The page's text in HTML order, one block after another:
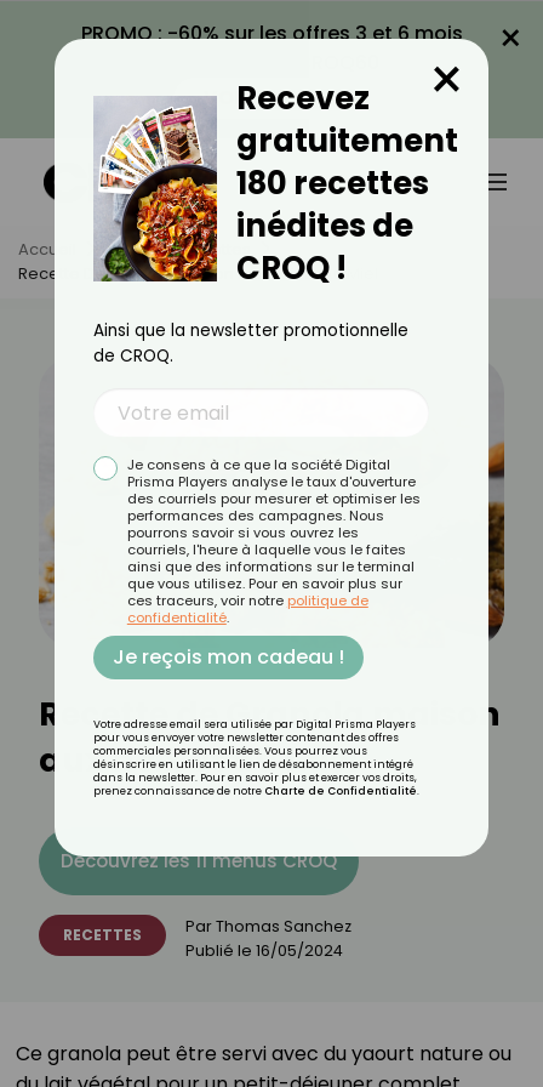
PROMO : -60% sur les offres 3 et 6 mois
VOIR LA PROMO
×
Accueil Actus
Recettes
Recette De Granola Maison Aux Noix Et Au Miel ⁣
Recette de Granola maison
aux noix et au miel ⁣
Découvrez les 11 menus CROQ
RECETTES ParThomas Sanchez
Publié le 16/05/2024
Ce granola peut être servi avec du yaourt nature ou
Recevez
gratuitement
180 recettes
inédites de
CROQ !
×
Ainsi que la newsletter promotionnelle
de CROQ.
Je consens à ce que la société Digital
Prisma Players analyse le taux d'ouverture
des courriels pour mesurer et optimiser les
performances des campagnes. Nous
pourrons savoir si vous ouvrez les
courriels, l'heure à laquelle vous le faites
ainsi que des informations sur le terminal
que vous utilisez. Pour en savoir plus sur
ces traceurs, voir notre politique de
confidentialité.
Je reçois mon cadeau !
Votre adresse email sera utilisée par Digital Prisma Players
pour vous envoyer votre newsletter contenant des offres
commerciales personnalisées. Vous pourrez vous
désinscrire en utilisant le lien de désabonnement intégré
dans la newsletter. Pour en savoir plus et exercer vos droits,
prenez connaissance de notre Charte de Confidentialité.